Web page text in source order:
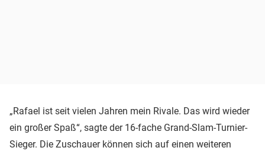
„Rafael ist seit vielen Jahren mein Rivale. Das wird wieder
ein großer Spaß“, sagte der 16-fache Grand-Slam-Turnier-
Sieger. Die Zuschauer können sich auf einen weiteren